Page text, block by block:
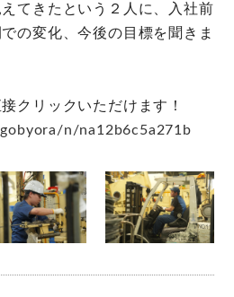
てきたという２人に、入社前
の変化、今後の目標を聞きま
クリックいただけます！
n/na12b6c5a271b